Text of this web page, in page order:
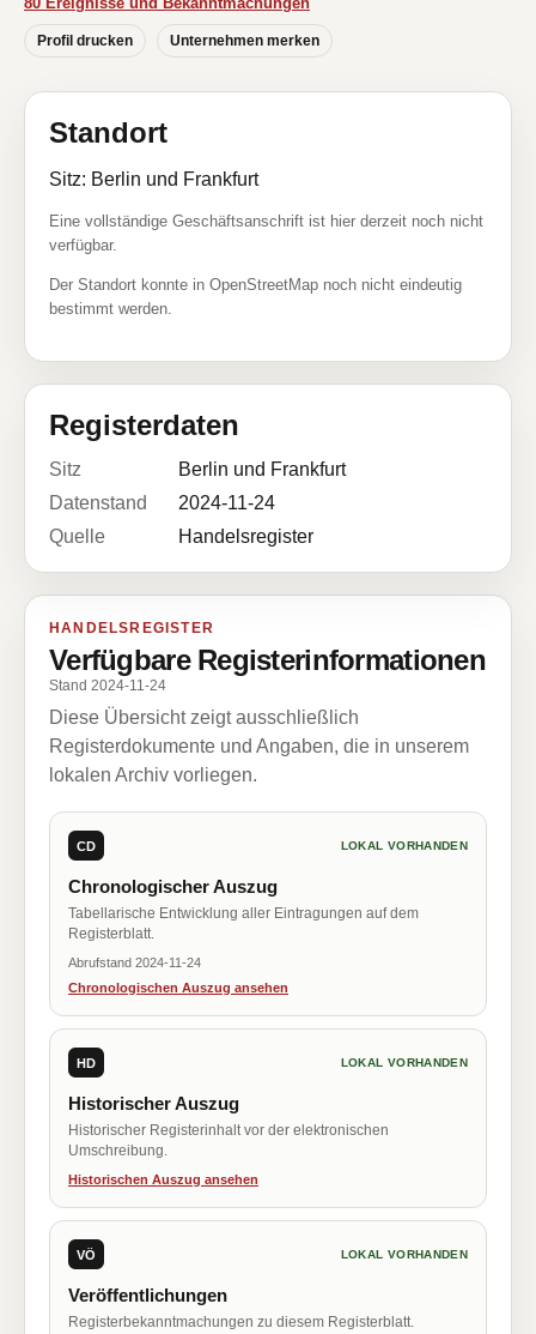
Profil drucken Unternehmen merken
Standort
Sitz: Berlin und Frankfurt
Eine vollständige Geschäftsanschrift ist hier derzeit noch nicht
verfügbar.
Der Standort konnte in OpenStreetMap noch nicht eindeutig
bestimmt werden.
Registerdaten
Sitz
Berlin und Frankfurt
Datenstand
2024-11-24
Quelle
Handelsregister
HANDELSREGISTER
Verfügbare Registerinformationen
Stand 2024-11-24
Diese Übersicht zeigt ausschließlich
Registerdokumente und Angaben, die in unserem
lokalen Archiv vorliegen.
CD LOKAL VORHANDEN
Chronologischer Auszug
Tabellarische Entwicklung aller Eintragungen auf dem
Registerblatt.
Abrufstand 2024-11-24
Chronologischen Auszug ansehen
HD LOKAL VORHANDEN
Historischer Auszug
Historischer Registerinhalt vor der elektronischen
Umschreibung.
Historischen Auszug ansehen
VÖ LOKAL VORHANDEN
Veröffentlichungen
Registerbekanntmachungen zu diesem Registerblatt.